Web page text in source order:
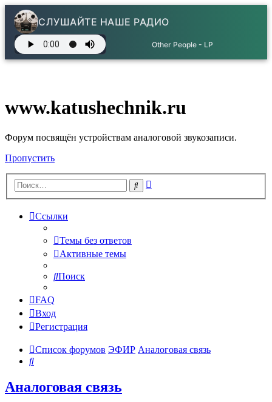
СЛУШАЙТЕ НАШЕ РАДИО
Other People - LP
www.katushechnik.ru
Форум посвящён устройствам аналоговой звукозаписи.
Пропустить
Поиск
Ссылки
Темы без ответов
Активные темы
Поиск
FAQ
Вход
Регистрация
Список форумов ЭФИР Аналоговая связь
Поиск
Аналоговая связь